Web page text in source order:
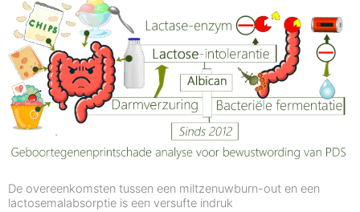
De overeenkomsten tussen een miltzenuwburn-out en een
lactosemalabsorptie is een versufte indruk